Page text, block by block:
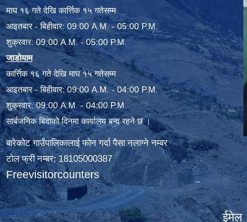
माघ १६ गते देखि कार्त्तिक १५ गतेसम्म
आइतबार - बिहीवार: 09:00 A.M. - 05:00 P.M.
शुक्रवार: 09:00 A.M. - 05:00 P.M.
जाडोयाम
कार्त्तिक १६ गते देखि माघ १५ गतेसम्म
आइतबार - बिहीवार: 09:00 A.M. - 04:00 P.M.
शुक्रवार: 09:00 A.M. - 04:00 P.M.
सार्बजनिक बिदाको दिनमा कार्यालय बन्द रहने छ ।
बारेकोट गाउँपालिकालाई फोन गर्दा पैसा नलाग्ने नम्बर
टोल फ्री नम्बर: 18105000387
Freevisitorcounters
ईमेल